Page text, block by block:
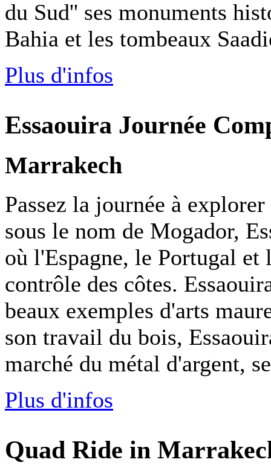
du Sud'' ses monuments
Bahia et les tombeaux
Plus d'infos
Essaouira Journée
Marrakech
Passez la journée à
sous le nom de Mogador,
où l'Espagne, le Portugal
contrôle des côtes.
beaux exemples d'arts
son travail du bois,
marché du métal d'argent,
Plus d'infos
Quad Ride in